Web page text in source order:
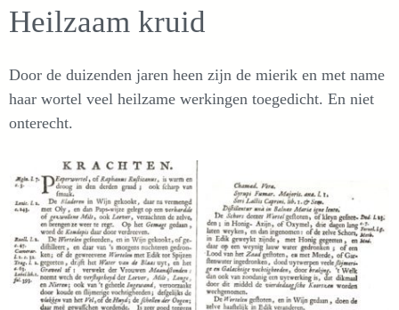
Heilzaam kruid
Door de duizenden jaren heen zijn de mierik en met name
haar wortel veel heilzame werkingen toegedicht. En niet
onterecht.